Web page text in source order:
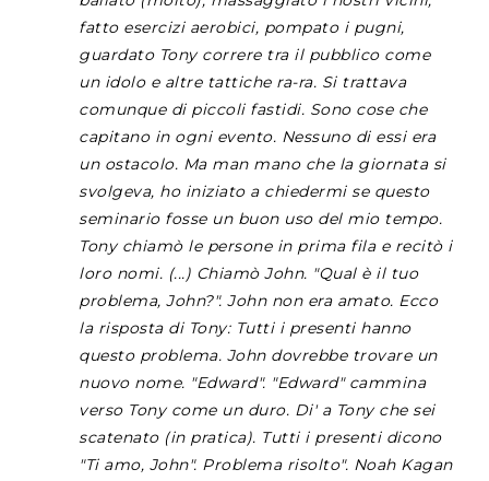
fatto esercizi aerobici, pompato i pugni,
guardato Tony correre tra il pubblico come
un idolo e altre tattiche ra-ra. Si trattava
comunque di piccoli fastidi. Sono cose che
capitano in ogni evento. Nessuno di essi era
un ostacolo. Ma man mano che la giornata si
svolgeva, ho iniziato a chiedermi se questo
seminario fosse un buon uso del mio tempo.
Tony chiamò le persone in prima fila e recitò i
loro nomi. (...) Chiamò John. "Qual è il tuo
problema, John?". John non era amato. Ecco
la risposta di Tony: Tutti i presenti hanno
questo problema. John dovrebbe trovare un
nuovo nome. "Edward". "Edward" cammina
verso Tony come un duro. Di' a Tony che sei
scatenato (in pratica). Tutti i presenti dicono
"Ti amo, John". Problema risolto". Noah Kagan